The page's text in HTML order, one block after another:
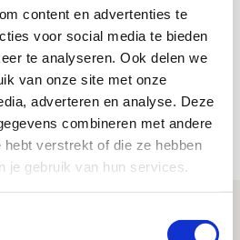
content en advertenties te
voor social media te bieden
te analyseren. Ook delen we
van onze site met onze
adverteren en analyse. Deze
combineren met andere
hebt verstrekt of die ze hebben
je gebruik van hun services.
Lindy Hofstra
Lindy Hofstra